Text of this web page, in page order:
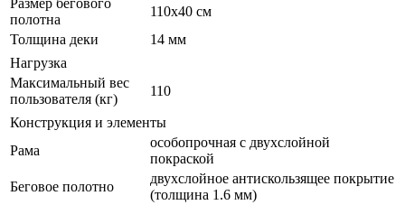
полотна
110х40 см
Толщина деки
14 мм
Нагрузка
Максимальный вес
пользователя (кг)
110
Конструкция и элементы
Рама
особопрочная с двухслойной
покраской
Беговое полотно
двухслойное антискользящее покрытие
(толщина 1.6 мм)